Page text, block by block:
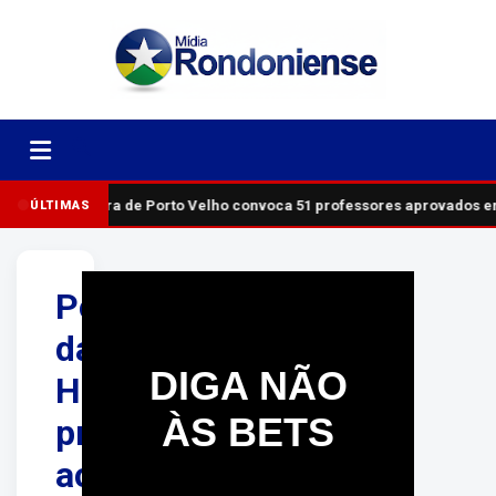
ÚLTIMAS
Prefeitura de Porto Velho convoca 51 professores aprovados
Policiais
da
Homicídios
prendem
acusados
DIGA NÃO
ÀS BETS